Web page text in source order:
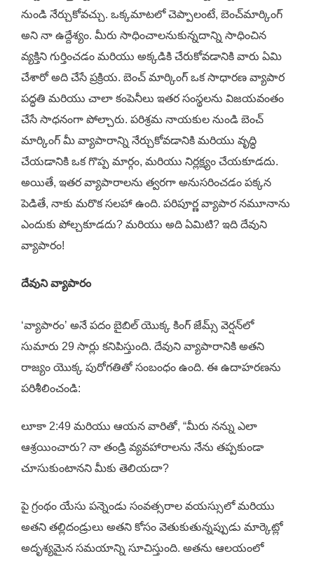
నుండి నేర్చుకోవచ్చు. ఒక్కమాటలో చెప్పాలంటే, బెంచ్‌మార్కింగ్
అని నా ఉద్దేశ్యం. మీరు సాధించాలనుకున్నదాన్ని సాధించిన
వ్యక్తిని గుర్తించడం మరియు అక్కడికి చేరుకోవడానికి వారు ఏమి
చేశారో అది చేసే ప్రక్రియ. బెంచ్ మార్కింగ్ ఒక సాధారణ వ్యాపార
పద్ధతి మరియు చాలా కంపెనీలు ఇతర సంస్థలను విజయవంతం
చేసే సాధనంగా పోల్చారు. పరిశ్రమ నాయకుల నుండి బెంచ్
మార్కింగ్ మీ వ్యాపారాన్ని నేర్చుకోవడానికి మరియు వృద్ధి
చేయడానికి ఒక గొప్ప మార్గం, మరియు నిర్లక్ష్యం చేయకూడదు.
అయితే, ఇతర వ్యాపారాలను త్వరగా అనుసరించడం పక్కన
పెడితే, నాకు మరొక సలహా ఉంది. పరిపూర్ణ వ్యాపార నమూనాను
ఎందుకు పోల్చకూడదు? మరియు అది ఏమిటి? ఇది దేవుని
వ్యాపారం!
దేవుని వ్యాపారం
‘వ్యాపారం’ అనే పదం బైబిల్ యొక్క కింగ్ జేమ్స్ వెర్షన్‌లో
సుమారు 29 సార్లు కనిపిస్తుంది. దేవుని వ్యాపారానికి అతని
రాజ్యం యొక్క పురోగతితో సంబంధం ఉంది. ఈ ఉదాహరణను
పరిశీలించండి:
లూకా 2:49 మరియు ఆయన వారితో, “మీరు నన్ను ఎలా
ఆశ్రయించారు? నా తండ్రి వ్యవహారాలను నేను తప్పకుండా
చూసుకుంటానని మీకు తెలియదా?
పై గ్రంథం యేసు పన్నెండు సంవత్సరాల వయస్సులో మరియు
అతని తల్లిదండ్రులు అతని కోసం వెతుకుతున్నప్పుడు మార్కెట్లో
అదృశ్యమైన సమయాన్ని సూచిస్తుంది. అతను ఆలయంలో